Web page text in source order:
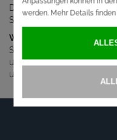
Darüber hinaus werden
Sonderserien gezeigt.
Webshop
Stets aktuell und noch
unserem Webshop ein. So
um zu Ihrer